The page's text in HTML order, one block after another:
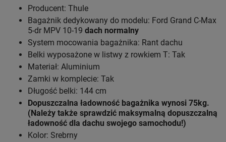
Producent: Thule
Bagażnik dedykowany do modelu: Ford Grand C-Max
5-dr MPV 10-19 dach normalny
System mocowania bagażnika: Rant dachu
Belki wyposażone w listwy z rowkiem T: Tak
Materiał: Aluminium
Zamki w komplecie: Tak
Długość belki: 144 cm
Dopuszczalna ładowność bagażnika wynosi 75kg.
(Należy także sprawdzić maksymalną dopuszczalną
ładowność dla dachu swojego samochodu!)
Kolor: Srebrny